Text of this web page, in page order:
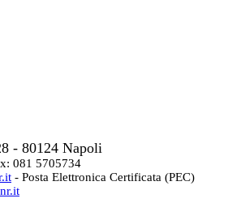
- 80124 Napoli
081 5705734
- Posta Elettronica Certificata (PEC)